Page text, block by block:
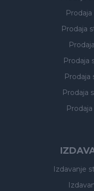
Prodaja
Prodaja
Prodaja
Prodaja
Izdavanje